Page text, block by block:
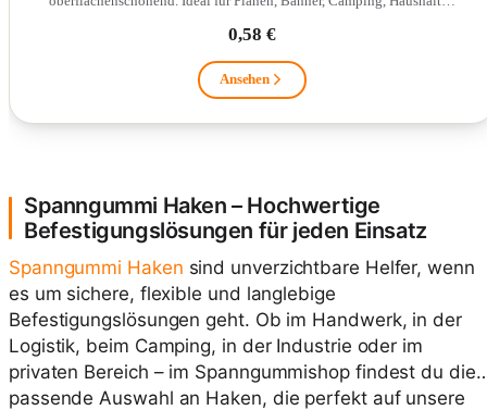
0,58 €
Ansehen
Spanngummi Haken – Hochwertige
Befestigungslösungen für jeden Einsatz
Spanngummi Haken sind unverzichtbare Helfer, wenn
es um sichere, flexible und langlebige
Befestigungslösungen geht. Ob im Handwerk, in der
Logistik, beim Camping, in der Industrie oder im
privaten Bereich – im Spanngummishop findest du die
passende Auswahl an Haken, die perfekt auf unsere